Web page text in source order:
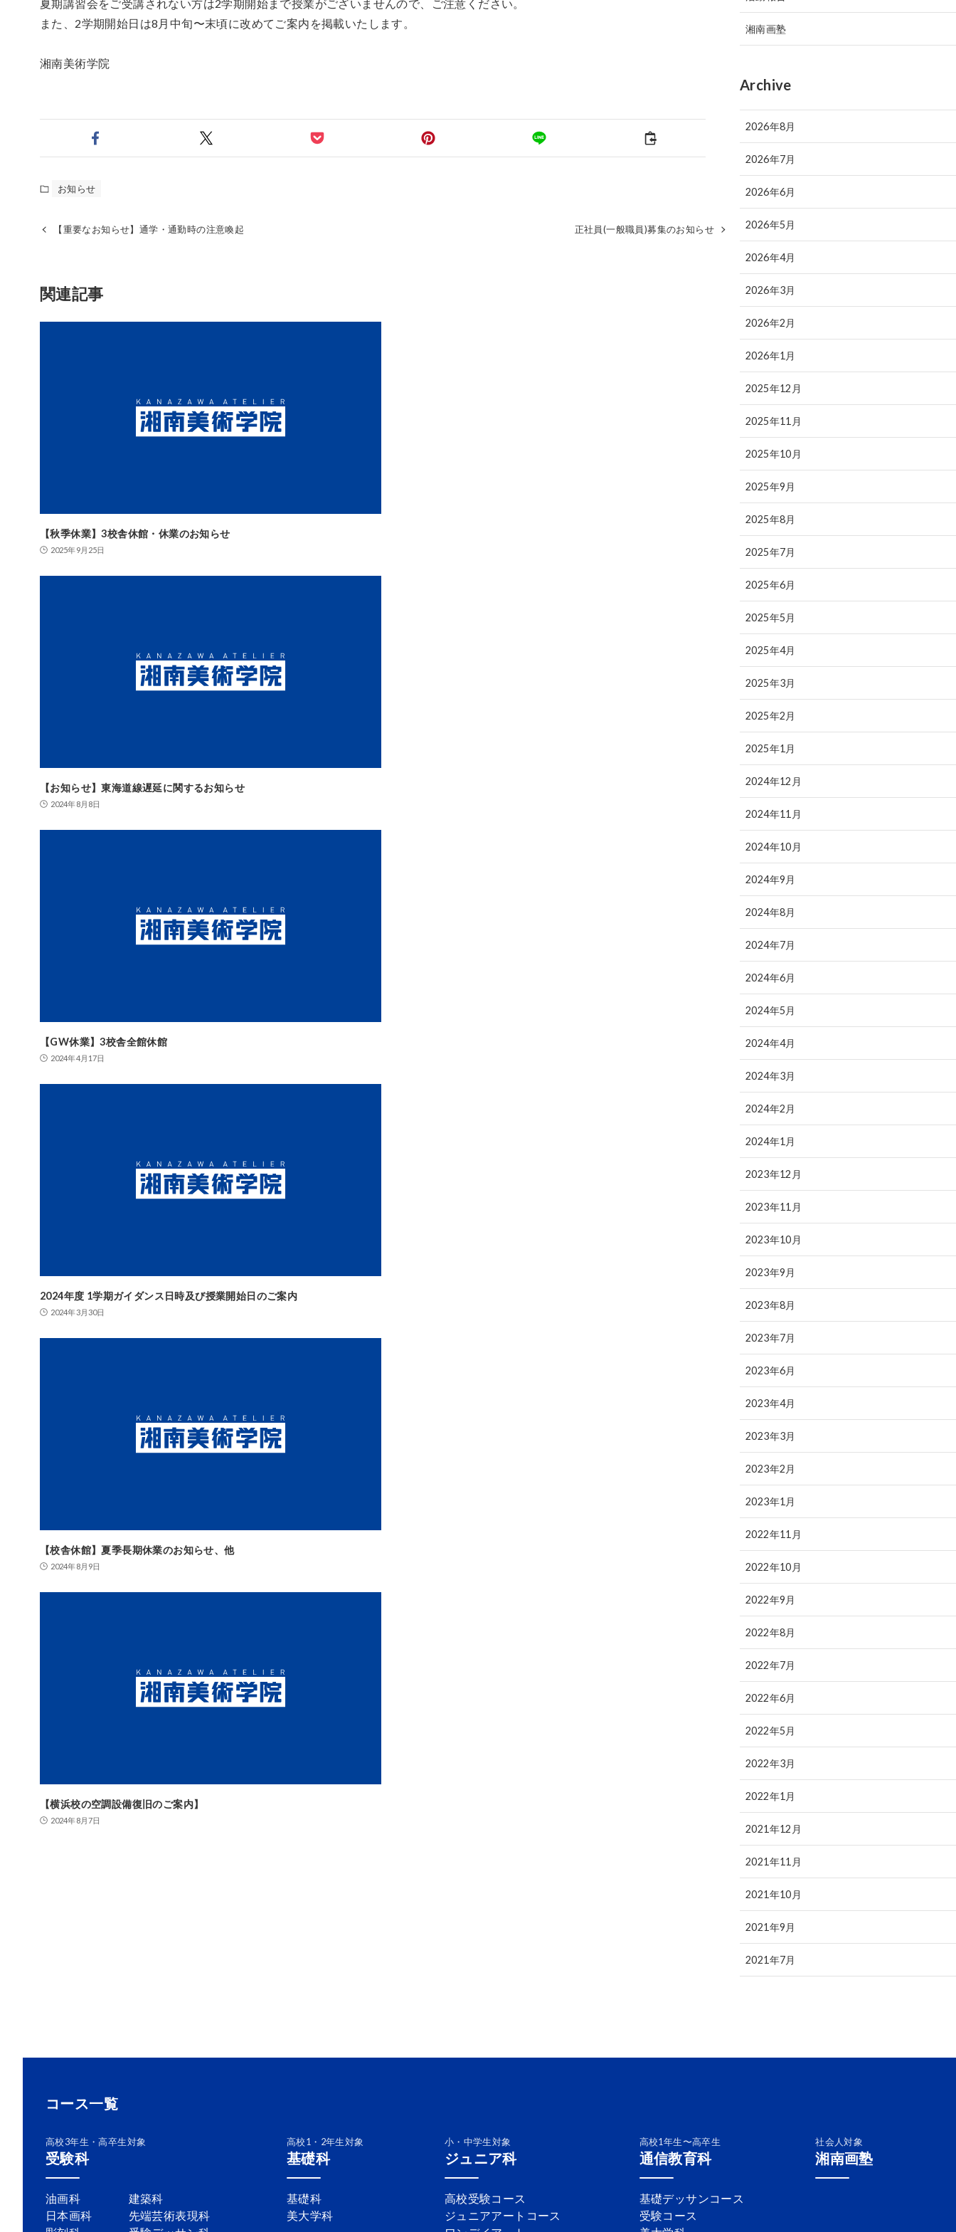
夏期講習会をご受講されない方は2学期開始まで授業がございませんので、ご注意ください。
また、2学期開始日は8月中旬〜末頃に改めてご案内を掲載いたします。
湘南美術学院
お知らせ
【重要なお知らせ】通学・通勤時の注意喚起 正社員(一般職員)募集のお知らせ
関連記事
【秋季休業】3校舎休館・休業のお知らせ
2025年9月25日
【お知らせ】東海道線遅延に関するお知らせ
2024年8月8日
【GW休業】3校舎全館休館
2024年4月17日
2024年度 1学期ガイダンス日時及び授業開始日のご案内
2024年3月30日
【校舎休館】夏季長期休業のお知らせ、他
2024年8月9日
【横浜校の空調設備復旧のご案内】
2024年8月7日
湘南画塾
Archive
2026年8月
2026年7月
2026年6月
2026年5月
2026年4月
2026年3月
2026年2月
2026年1月
2025年12月
2025年11月
2025年10月
2025年9月
2025年8月
2025年7月
2025年6月
2025年5月
2025年4月
2025年3月
2025年2月
2025年1月
2024年12月
2024年11月
2024年10月
2024年9月
2024年8月
2024年7月
2024年6月
2024年5月
2024年4月
2024年3月
2024年2月
2024年1月
2023年12月
2023年11月
2023年10月
2023年9月
2023年8月
2023年7月
2023年6月
2023年4月
2023年3月
2023年2月
2023年1月
2022年11月
2022年10月
2022年9月
2022年8月
2022年7月
2022年6月
2022年5月
2022年3月
2022年1月
2021年12月
2021年11月
2021年10月
2021年9月
2021年7月
コース一覧
高校3年生・高卒生対象
受験科
油画科
日本画科
建築科
先端芸術表現科
高校1・2年生対象
基礎科
基礎科
美大学科
小・中学生対象
ジュニア科
高校受験コース
ジュニアアートコース
高校1年生〜高卒生
通信教育科
基礎デッサンコース
受験コース
社会人対象
湘南画塾